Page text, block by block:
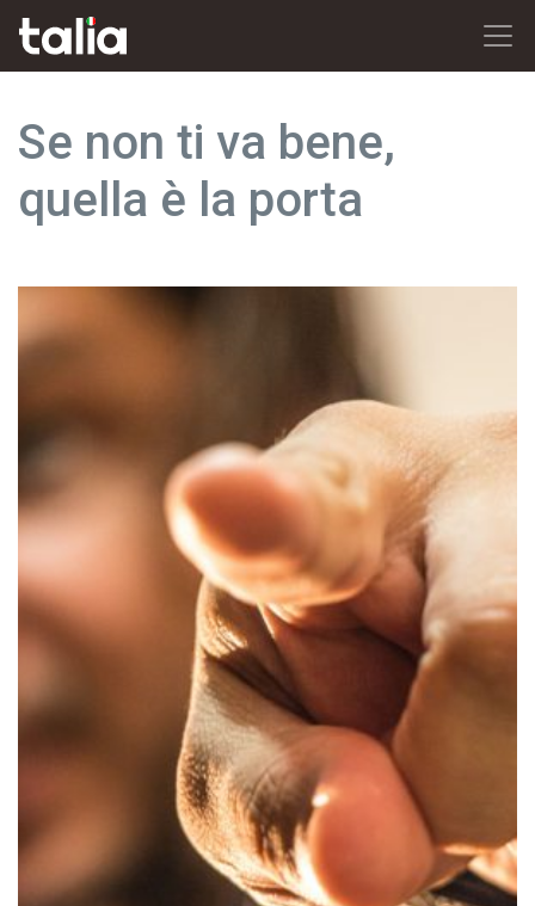
Se non ti va bene,
quella è la porta